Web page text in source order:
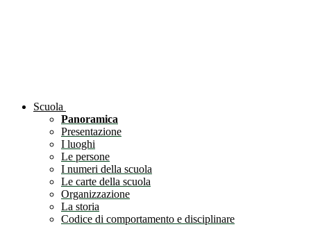
Scuola
Panoramica
Presentazione
I luoghi
Le persone
I numeri della scuola
Le carte della scuola
Organizzazione
La storia
Codice di comportamento e disciplinare